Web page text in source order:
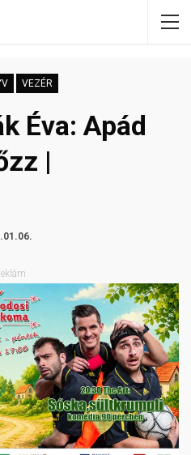
VEZÉR
Éva: Apád
|